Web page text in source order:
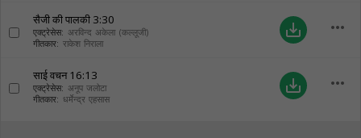
सैजी की पालकी 3:30
एक्ट्रेसेस: अरविन्द अकेला (कल्लूजी)
गीतकार: राकेश निराला
save_alt more_horiz
साई वचन16:13
एक्ट्रेसेस: अनूप जलोटा
गीतकार: धर्मेन्द्र एहसास
save_alt more_horiz